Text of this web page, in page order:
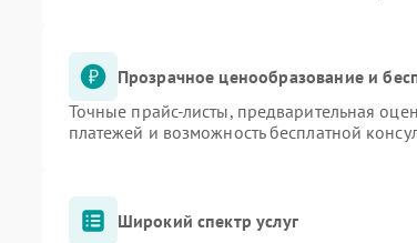
Прозрачное ценообразование и
Точные прайс-листы, предварительная
платежей и возможность бесплатной
Широкий спектр услуг